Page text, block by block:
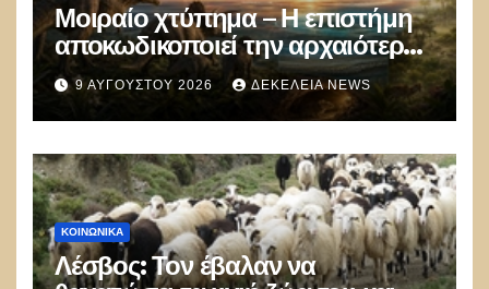
Μοιραίο χτύπημα – Η επιστήμη
αποκωδικοποιεί την αρχαιότερη
μαζική δολοφονία στην Ιστορία
9 ΑΥΓΟΎΣΤΟΥ 2026 ΔΕΚΈΛΕΙΑ NEWS
ΚΟΙΝΩΝΙΚΑ
Λέσβος: Τον έβαλαν να